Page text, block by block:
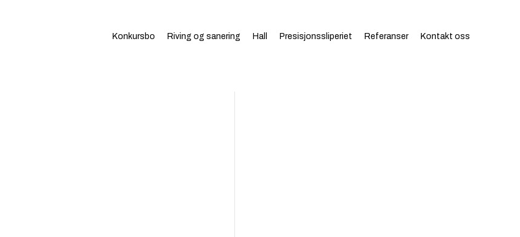
Konkursbo Riving og sanering Hall Presisjonssliperiet Referanser Kontakt oss